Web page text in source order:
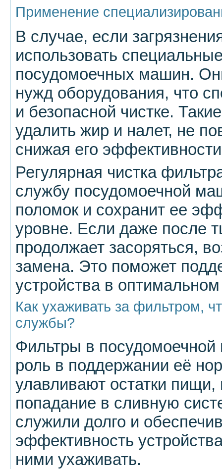
Применение
В случае, если
использовать
посудомоечных машин.
нужд оборудования, что
и безопасной чистке.
удалить жир и налет, не
снижая его
Регулярная чистка
службу посудомоечной
поломок и сохранит ее
уровне. Если даже после
продолжает засоряться,
замена. Это поможет
устройства в
Как ухаживать за фильтром,
службы?
Фильтры в
роль в поддержании её
улавливают остатки
попадание в сливную
служили долго и
эффективность
ними ухаживать.